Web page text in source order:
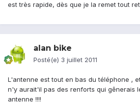
est très rapide, dès que je la remet tout
alan bike
Posté(e) 3 juillet 2011
L'antenne est tout en bas du téléphone ,
n'y aurait'il pas des renforts qui gênerais
antenne !!!!